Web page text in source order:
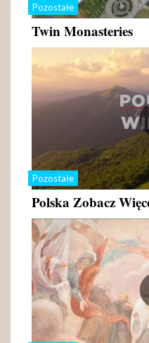
Pozostałe
Twin Monasteries
Pozostałe
Polska Zobacz